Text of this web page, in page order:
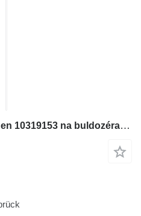
Vahadlo Liebherr Schwingen 10319153 na buldozéra Liebherr PR764 / PR766